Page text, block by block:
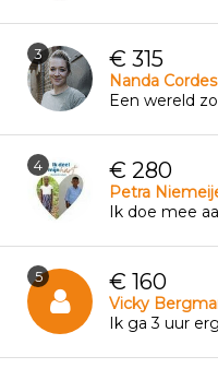
3 € 315
Nanda Cordes
Een wereld
4 € 280
Petra
Ik doe mee
5 € 160
Vicky
Ik ga 3 uur